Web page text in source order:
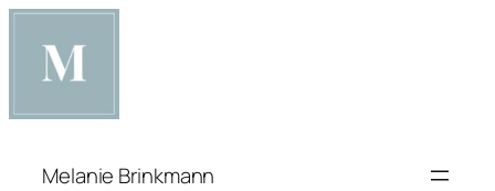
Zum
Inhalt
springen
Melanie Brinkmann